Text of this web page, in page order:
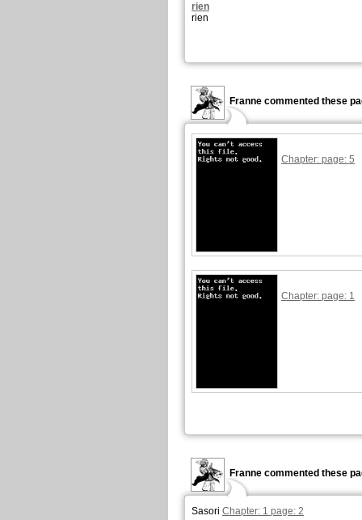
rien
rien
Franne commented these
Chapter: page: 5
Chapter: page: 1
Franne commented these
Sasori Chapter: 1 page: 2